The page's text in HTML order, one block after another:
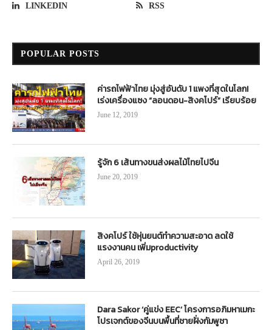
LINKEDIN RSS
POPULAR POSTS
ค่ารถไฟฟ้าไทย มุ่งสู่อันดับ 1 แพงที่สุดในโลก!
เร่งเครื่องแซง “ลอนดอน-สิงคโปร์” เรียบร้อย
June 12, 2019
รู้จัก 6 เส้นทางขนส่งผลไม้ไทยไปจีน
June 20, 2019
สิงคโปร์ ใช้หุ่นยนต์ทำความสะอาด ลดใช้
แรงงานคน เพิ่มproductivity
April 26, 2019
Dara Sakor ‘คู่แข่ง EEC’ โครงการอภิมหาเมกะ
โปรเจกต์ของจีนบนพื้นที่ชายฝั่งกัมพูชา